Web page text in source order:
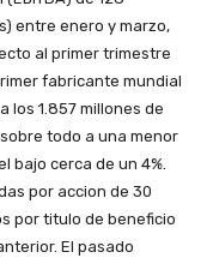
entre enero y marzo,
al primer trimestre
fabricante mundial
los 1.857 millones de
todo a una menor
bajo cerca de un 4%.
por accion de 30
por titulo de beneficio
El pasado